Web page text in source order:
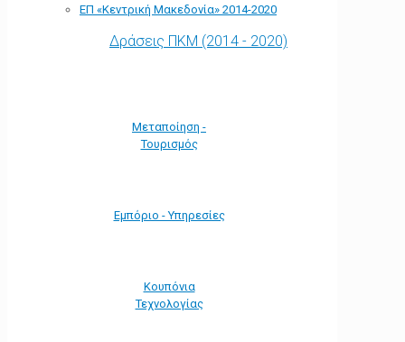
ΕΠ «Kεντρική Μακεδονία» 2014-2020
Δράσεις ΠΚΜ (2014 - 2020)
Μεταποίηση -
Τουρισμός
Εμπόριο - Υπηρεσίες
Κουπόνια
Τεχνολογίας